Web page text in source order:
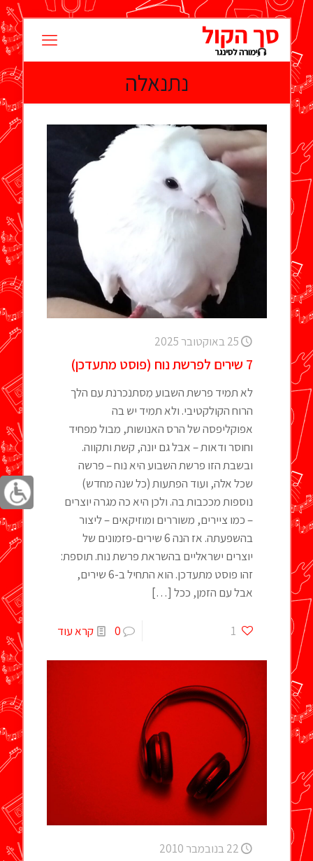
נתנאלה
25 באוקטובר 2025
7 שירים לפרשת נוח (פוסט מתעדכן)
לא תמיד פרשת השבוע מִסתנכרנת עם הלך
הרוח הקולקטיבי. ולא תמיד יש בה
אפוקליפסה של הרס האנושות, מבול מפחיד
וחוסר ודאות – אבל גם יונה, קשת ותקווה.
ובשבת הזו פרשת השבוע היא נוח – פרשה
שכל אלה, ועוד הפתעות (כל שנה מחדש)
נוספות מככבות בה. ולכן היא כה מגרה יוצרים
– כמו ציירים, משוררים ומוזיקאים – ליצור
בהשפעתה. אז הנה 6 שירים-פזמונים של
יוצרים ישראליים בהשראת פרשת נוח. תוספת:
זהו פוסט מתעדכן. הוא התחיל ב-6 שירים,
אבל עם הזמן, ככל […]
1
0 קרא עוד
22 בנובמבר 2010